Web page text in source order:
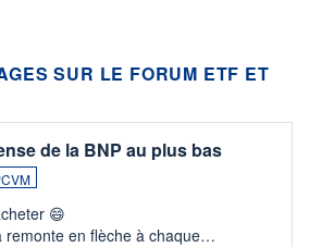
SUR LE FORUM ETF ET
de la BNP au plus bas
😄​
remonte en flèche à chaque